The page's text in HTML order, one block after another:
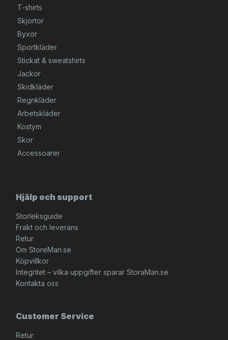
T-shirts
Skjortor
Byxor
Sportkläder
Stickat & sweatshirts
Jackor
Skidkläder
Regnkläder
Arbetskläder
Kostym
Skor
Accessoarer
Hjälp och support
Storleksguide
Frakt och leverans
Retur
Om StoreMan.se
Köpvillkor
Integritet – vilka uppgifter sparar StoraMan.se
Kontakta oss
Customer Service
Retur